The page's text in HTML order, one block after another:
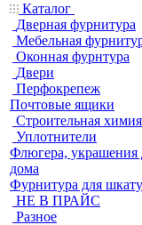
Каталог
Дверная фурнитура
Мебельная
Оконная фурнтура
Двери
Перфокрепеж
Почтовые ящики
Строительная химия
Уплотнители
Флюгера, украшения
дома
Фурнитура для
НЕ В ПРАЙС
Разное